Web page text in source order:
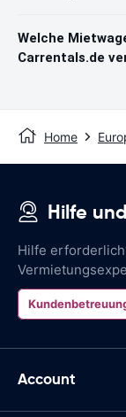
Welche
Carrentals.de
Home
Hilfe
Hilfe
Account